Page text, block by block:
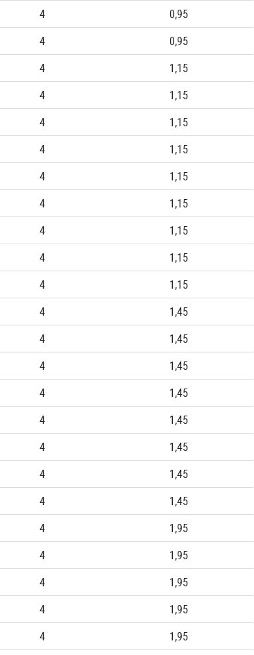
4
0,95
4
0,95
4
1,15
4
1,15
4
1,15
4
1,15
4
1,15
4
1,15
4
1,15
4
1,15
4
1,15
4
1,45
4
1,45
4
1,45
4
1,45
4
1,45
4
1,45
4
1,45
4
1,45
4
1,95
4
1,95
4
1,95
4
1,95
4
1,95